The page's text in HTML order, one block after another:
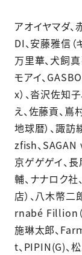
アオイヤマダ、
DI、安藤雅信（
万里華、犬飼真
モアイ、
x）、沓沢佐知
え、佐藤貢、
地球暦）、諏
zfish、SAGAN
京ゲゲゲイ、長
輔、ナナロク
店）、八木幣二
rnabé Fillion（
施琳太郎、
t、PIPIN(G)、